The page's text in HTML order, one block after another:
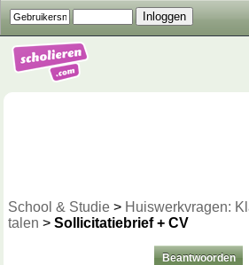
School & Studie > Huiswerkvragen:
talen > Sollicitatiebrief + CV
Beantwoorden